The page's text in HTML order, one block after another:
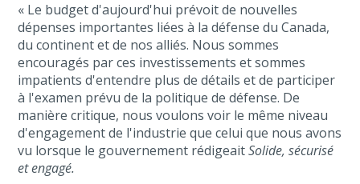
« Le budget d'aujourd'hui prévoit de nouvelles
dépenses importantes liées à la défense du Canada,
du continent et de nos alliés. Nous sommes
encouragés par ces investissements et sommes
impatients d'entendre plus de détails et de participer
à l'examen prévu de la politique de défense. De
manière critique, nous voulons voir le même niveau
d'engagement de l'industrie que celui que nous avons
vu lorsque le gouvernement rédigeaitSolide, sécurisé
et engagé.